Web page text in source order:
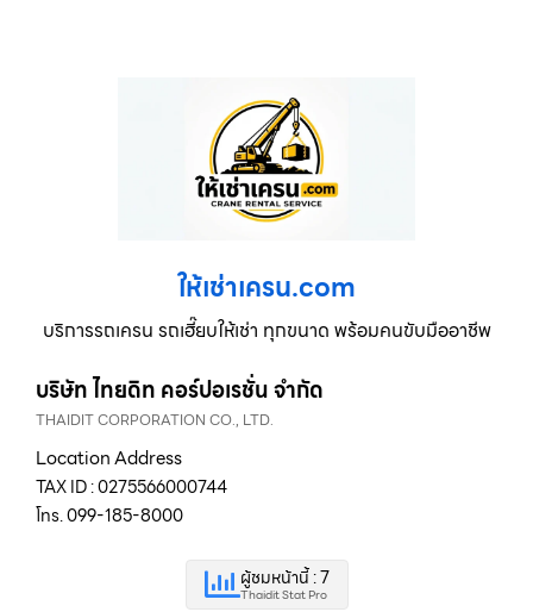
ให้เช่าเครน.com
บริการรถเครน รถเฮี๊ยบให้เช่า ทุกขนาด พร้อมคนขับมืออาชีพ
บริษัท ไทยดิท คอร์ปอเรชั่น จำกัด
THAIDIT CORPORATION CO., LTD.
Location Address
TAX ID : 0275566000744
โทร. 099-185-8000
ผู้ชมหน้านี้ : 7
Thaidit Stat Pro